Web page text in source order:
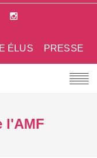
PRESSE
ÉLUS
l'AMF